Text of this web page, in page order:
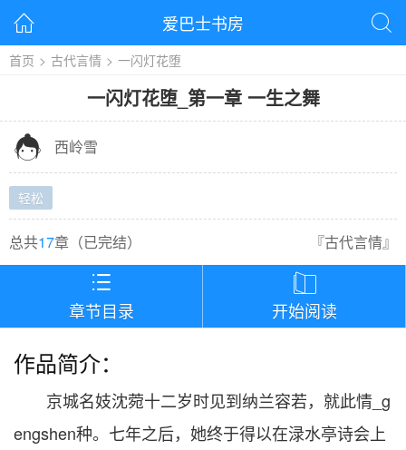
 爱巴士书房 
首页 > 古代言情 > 一闪灯花堕
一闪灯花堕_ 第一章 一生之舞
 西岭雪
轻松
总共17章（已完结） 『古代言情』

章节目录

开始阅读
作品简介：
京城名妓沈菀十二岁时见到纳兰容若，就此情_g
engshen种。七年之后，她终于得以在渌水亭诗会上